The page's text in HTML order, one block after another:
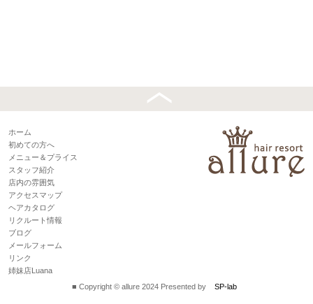
ホーム
初めての方へ
メニュー＆プライス
スタッフ紹介
店内の雰囲気
アクセスマップ
ヘアカタログ
リクルート情報
ブログ
メールフォーム
リンク
姉妹店Luana
■ Copyright © allure 2024 Presented by
SP-lab